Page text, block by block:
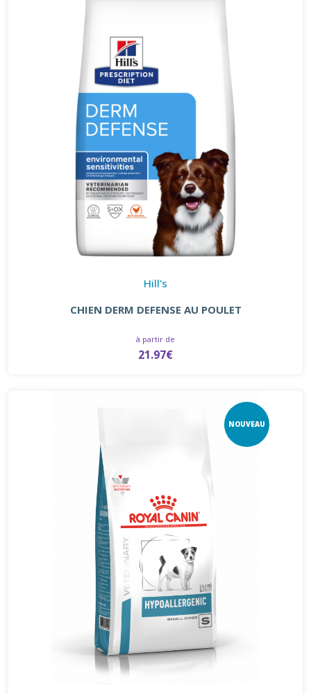
Hill's
CHIEN DERM DEFENSE AU POULET
à partir de
21.97€
NOUVEAU